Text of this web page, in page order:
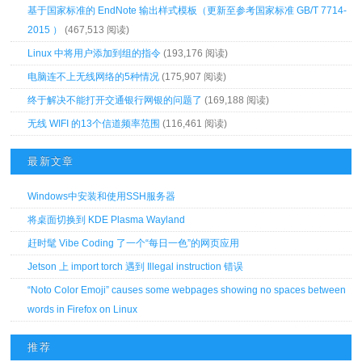
基于国家标准的 EndNote 输出样式模板（更新至参考国家标准 GB/T 7714-
2015 ）
(467,513 阅读)
Linux 中将用户添加到组的指令 (193,176 阅读)
电脑连不上无线网络的5种情况 (175,907 阅读)
终于解决不能打开交通银行网银的问题了 (169,188 阅读)
无线 WIFI 的13个信道频率范围 (116,461 阅读)
最新文章
Windows中安装和使用SSH服务器
将桌面切换到 KDE Plasma Wayland
赶时髦 Vibe Coding 了一个“每日一色”的网页应用
Jetson 上 import torch 遇到 Illegal instruction 错误
“Noto Color Emoji” causes some webpages showing no spaces between
words in Firefox on Linux
推荐